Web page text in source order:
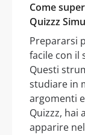
Come
Quizzz
Prepararsi
facile con il
Questi
studiare in
argomenti
Quizzz, hai
apparire